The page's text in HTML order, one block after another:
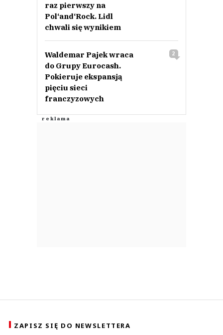
raz pierwszy na
Pol‘and‘Rock. Lidl
chwali się wynikiem
Waldemar Pajek wraca
do Grupy Eurocash.
Pokieruje ekspansją
pięciu sieci
franczyzowych
2
ZAPISZ SIĘ DO NEWSLETTERA